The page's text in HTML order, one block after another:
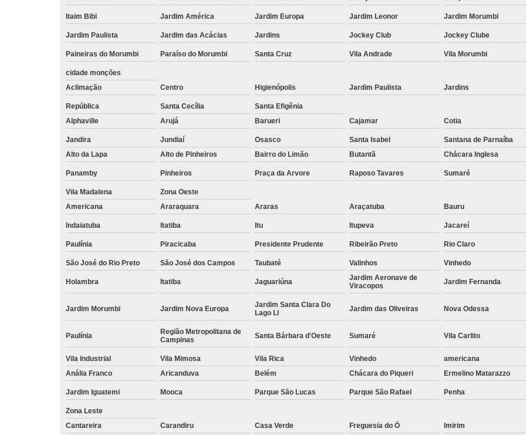
Dobra de Chapa de
Dobra de Chapa de Ferro
Dobradeira de Chapa
Dobra de
Dobra Tubo com Maçarico
Empresa Corte a Laser
Empresa de Corte a Laser
Empresa de Corte e Dobra
Empresa de Corte e Dobra de
Guarda Corpo com Aço
Guarda Corpo de Tubo
Guarda Corpo em Aço Tipo
Guarda Corpo Tipo Aço Carbono
Guarda Corpo Aço
Guarda Corpo de
Guarda Corpo Tipo Tubo
Itaim Bibi Jardim América Jardim Europa Jardim Leonor Jardim Morumbi
Jardim Paulista Jardim das Acácias Jardins Jockey Club Jockey Clube
Paineiras do Morumbi Paraíso do Morumbi Santa Cruz Vila Andrade Vila Morumbi
cidade monções
Aclimação
Centro Higienópolis Jardim Paulista Jardins
República Santa Cecília
Santa Efigênia
Alphaville
Arujá Barueri Cajamar Cotia
Jandira Jundiaí Osasco Santa Isabel Santana de Parnaíba
Alto da Lapa
Alto de Pinheiros Bairro do Limão Butantã Chácara Inglesa
Panamby Pinheiros Praça da Arvore Raposo Tavares Sumaré
Vila Madalena
Zona Oeste
Americana
Araraquara Araras Araçatuba Bauru
Indaiatuba Itatiba Itu Itupeva Jacareí
Paulínia Piracicaba Presidente Prudente Ribeirão Preto Rio Claro
São José do Rio Preto São José dos Campos Taubaté Valinhos Vinhedo
Holambra Itatiba Jaguariúna
Jardim Aeronave de
Viracopos
Jardim Fernanda
Jardim Morumbi Jardim Nova Europa
Jardim Santa Clara Do
Lago Ll
Jardim das Oliveiras Nova Odessa
Paulínia
Região Metropolitana de
Campinas
Santa Bárbara d'Oeste Sumaré Vila Carlito
Vila Industrial Vila Mimosa Vila Rica Vinhedo
americana
Anália Franco
Aricanduva Belém Chácara do Piqueri Ermelino Matarazzo
Jardim Iguatemi Mooca Parque São Lucas Parque São Rafael Penha
Zona Leste
Cantareira
Carandiru Casa Verde Freguesia do Ó Imirim